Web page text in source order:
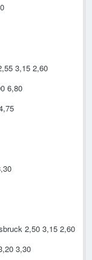
3,15 2,60
6,80
2,50 3,15 2,60
3,30